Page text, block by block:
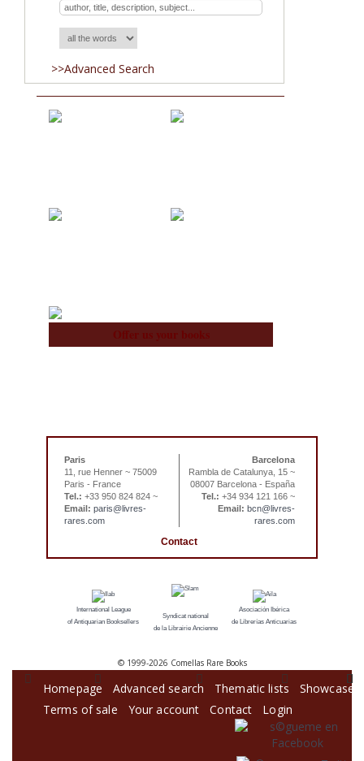
>>Advanced Search
Paris
11, rue Henner ~ 75009
Paris - France
Tel.: +33 950 824 824 ~
Email: paris@livres-
rares.com
Barcelona
Rambla de Catalunya, 15 ~
08007 Barcelona - España
Tel.: +34 934 121 166 ~
Email: bcn@livres-
rares.com
Contact
International League
of Antiquarian Booksellers
Syndicat national
de la Librairie Ancienne
Asociación Ibérica
de Librerías Anticuarias
© 1999-2026 Comellas Rare Books
Homepage Advanced search Thematic lists
Showcase
Terms of sale
Your account Contact Login